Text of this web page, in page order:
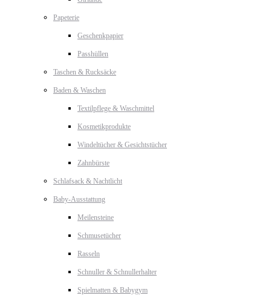
Papeterie
Geschenkpapier
Passhüllen
Taschen & Rucksäcke
Baden & Waschen
Textilpflege & Waschmittel
Kosmetikprodukte
Windeltücher & Gesichtstücher
Zahnbürste
Schlafsack & Nachtlicht
Baby-Ausstattung
Meilensteine
Schmusetücher
Rasseln
Schnuller & Schnullerhalter
Spielmatten & Babygym